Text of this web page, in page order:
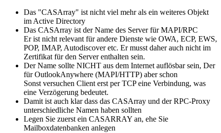
Das "CASArray" ist nicht viel mehr als ein weiteres Objekt
im Active Directory
Das CASArray ist der Name des Server für MAPI/RPC
Er ist nicht relevant für andere Dienste wie OWA, ECP, EWS,
POP, IMAP, Autodiscover etc. Er musst daher auch nicht im
Zertifikat für den Server enthalten sein.
Der Name sollte NICHT aus dem Internet auflösbar sein, Der
für OutlookAnywhere (MAPI/HTTP) aber schon
Sonst versuchen Client erst per TCP eine Verbindung, was
eine Verzögerung bedeutet.
Damit ist auch klar dass das CASArray und der RPC-Proxy
unterschiedliche Namen haben sollten
Legen Sie zuerst ein CASARRAY an, ehe Sie
Mailboxdatenbanken anlegen